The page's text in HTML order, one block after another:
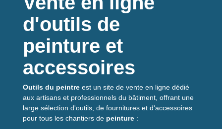
respectée.
Adaptées aux travaux de fixation exigeants, elles conviennent
aussi bien aux professionnels qu'aux bricoleurs avertis. Leur
compatibilité avec la plupart des résines du marché en fait un
choix polyvalent sur chantier.
Avantages du produit
Haute résistanceaux charges
Pose adaptée matériaux pleins et creux
d'outils de
peinture et
accessoires
Outils du peintre est un site de vente en ligne dédié
aux artisans et professionnels du bâtiment, offrant une
large sélection d'outils, de fournitures et d'accessoires
pour tous les chantiers de peinture :